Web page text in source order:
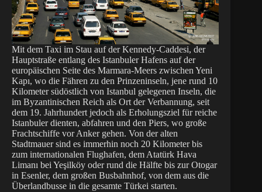
Mit dem Taxi im Stau auf der Kennedy-Caddesi, der
Hauptstraße entlang des Istanbuler Hafens auf der
europäischen Seite des Marmara-Meers zwischen Yeni
Kapı, wo die Fähren zu den Prinzeninseln, jene rund 10
Kilometer südöstlich von Istanbul gelegenen Inseln, die
im Byzantinischen Reich als Ort der Verbannung, seit
dem 19. Jahrhundert jedoch als Erholungsziel für reiche
Istanbuler dienten, abfahren und den Piers, wo große
Frachtschiffe vor Anker gehen. Von der alten
Stadtmauer sind es immerhin noch 20 Kilometer bis
zum internationalen Flughafen, dem Atatürk Hava
Limanı bei Yeşilköy oder rund die Hälfte bis zur Otogar
in Esenler, dem großen Busbahnhof, von dem aus die
Überlandbusse in die gesamte Türkei starten.